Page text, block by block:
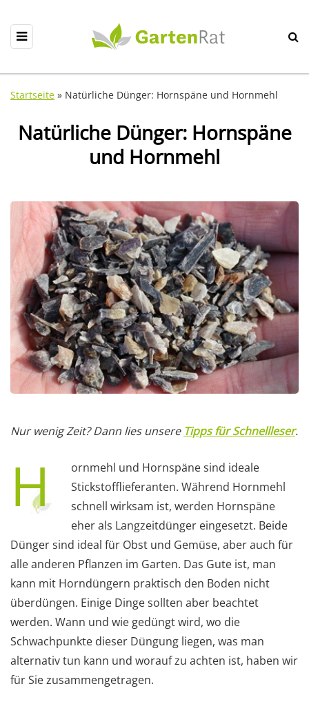
Startseite » Natürliche Dünger: Hornspäne und Hornmehl
Natürliche Dünger: Hornspäne
und Hornmehl
Nur wenig Zeit? Dann lies unsere Tipps für Schnellleser.
H
ornmehl und Hornspäne sind ideale
Stickstofflieferanten. Während Hornmehl
schnell wirksam ist, werden Hornspäne
eher als Langzeitdünger eingesetzt. Beide
Dünger sind ideal für Obst und Gemüse, aber auch für
alle anderen Pflanzen im Garten. Das Gute ist, man
kann mit Horndüngern praktisch den Boden nicht
überdüngen. Einige Dinge sollten aber beachtet
werden. Wann und wie gedüngt wird, wo die
Schwachpunkte dieser Düngung liegen, was man
alternativ tun kann und worauf zu achten ist, haben wir
für Sie zusammengetragen.